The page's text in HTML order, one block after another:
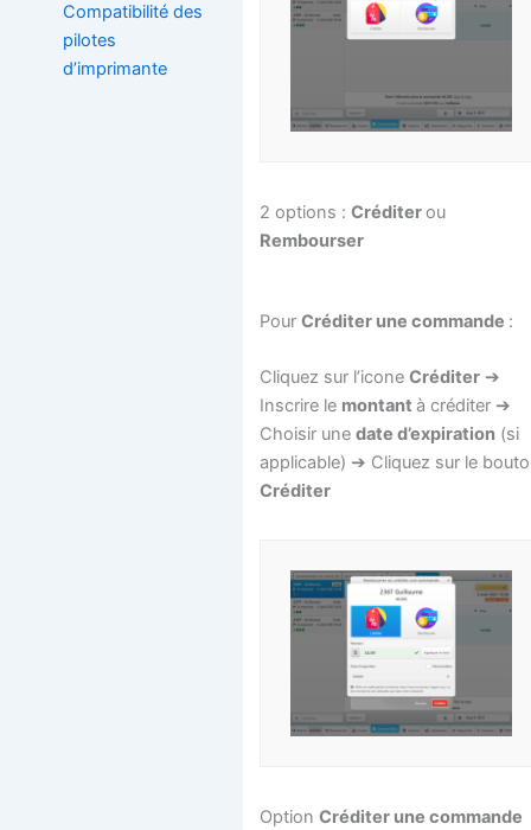
Compatibilité des
pilotes
d’imprimante
2 options :Créditerou
Rembourser
PourCréditer une commande :
Cliquez sur l’iconeCréditer ➔
Inscrire le montantà créditer ➔
Choisir unedate d’expiration (si
applicable) ➔ Cliquez sur le
Créditer
OptionCréditer une commande